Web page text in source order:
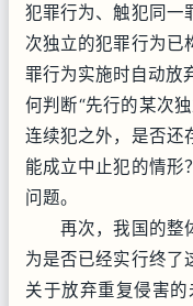
犯罪行为、触犯同一
次独立的犯罪行为已
罪行为实施时自动放
何判断“先行的某次
连续犯之外，是否还
能成立中止犯的情形
问题。
再次，我国的整体
为是否已经实行终了
关于放弃重复侵害